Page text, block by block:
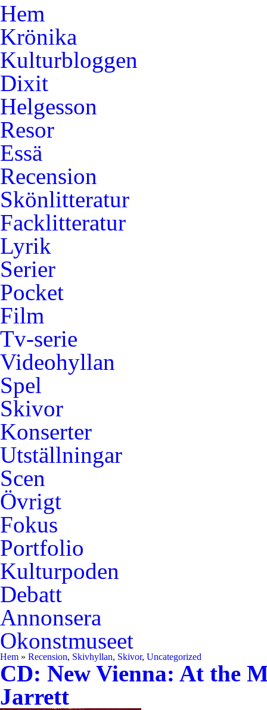
Hem
Krönika
Kulturbloggen
Dixit
Helgesson
Resor
Essä
Recension
Skönlitteratur
Facklitteratur
Lyrik
Serier
Pocket
Film
Tv-serie
Videohyllan
Spel
Skivor
Konserter
Utställningar
Scen
Övrigt
Fokus
Portfolio
Kulturpoden
Debatt
Annonsera
Okonstmuseet
Hem » Recension, Skivhyllan, Skivor, Uncategorized
CD: New Vienna: At the
Jarrett